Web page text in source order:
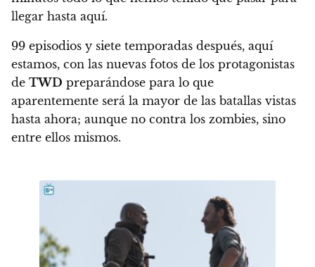
llegar hasta aquí.
99 episodios y siete temporadas después, aquí
estamos, con las nuevas fotos de los protagonistas
de TWD preparándose para lo que
aparentemente será la mayor de las batallas vistas
hasta ahora; aunque no contra los zombies, sino
entre ellos mismos.